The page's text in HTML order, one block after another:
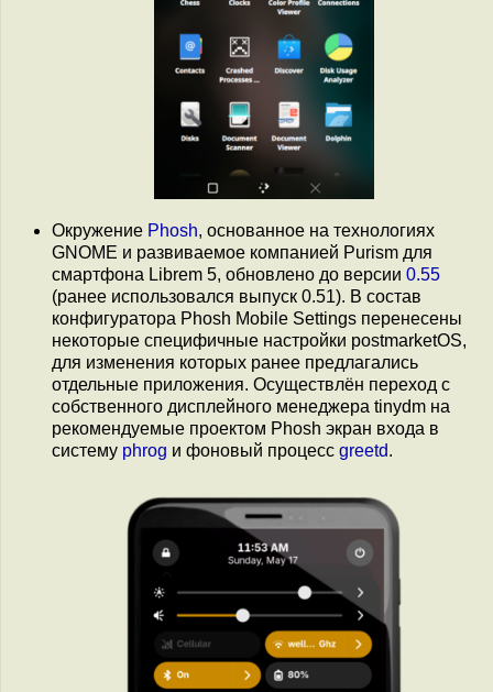
Окружение Phosh, основанное на технологиях
GNOME и развиваемое компанией Purism для
смартфона Librem 5, обновлено до версии 0.55
(ранее использовался выпуск 0.51). В состав
конфигуратора Phosh Mobile Settings перенесены
некоторые специфичные настройки postmarketOS,
для изменения которых ранее предлагались
отдельные приложения. Осуществлён переход с
собственного дисплейного менеджера tinydm на
рекомендуемые проектом Phosh экран входа в
систему phrog и фоновый процесс greetd.